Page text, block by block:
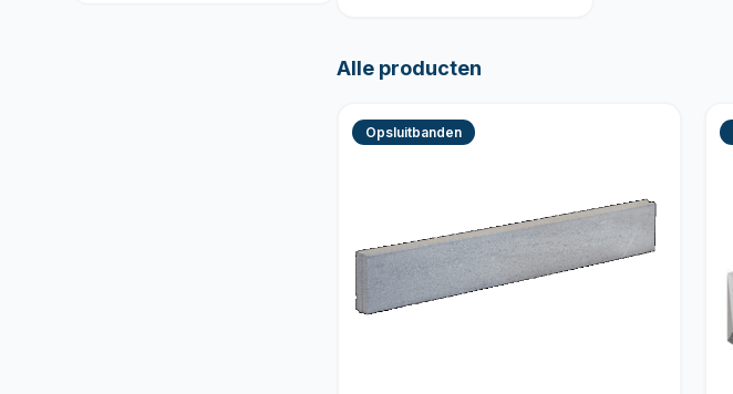
Alle producten
Opsluitbanden